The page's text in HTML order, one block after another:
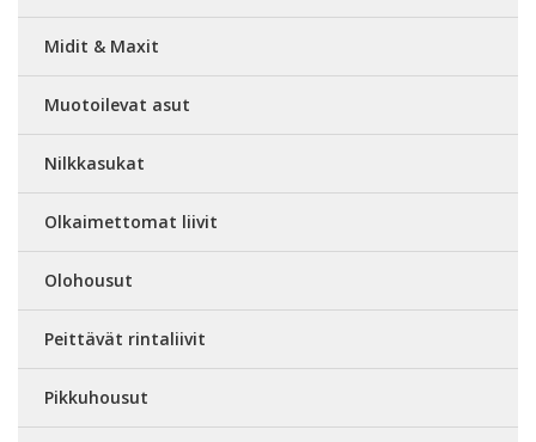
Midit & Maxit
Muotoilevat asut
Nilkkasukat
Olkaimettomat liivit
Olohousut
Peittävät rintaliivit
Pikkuhousut